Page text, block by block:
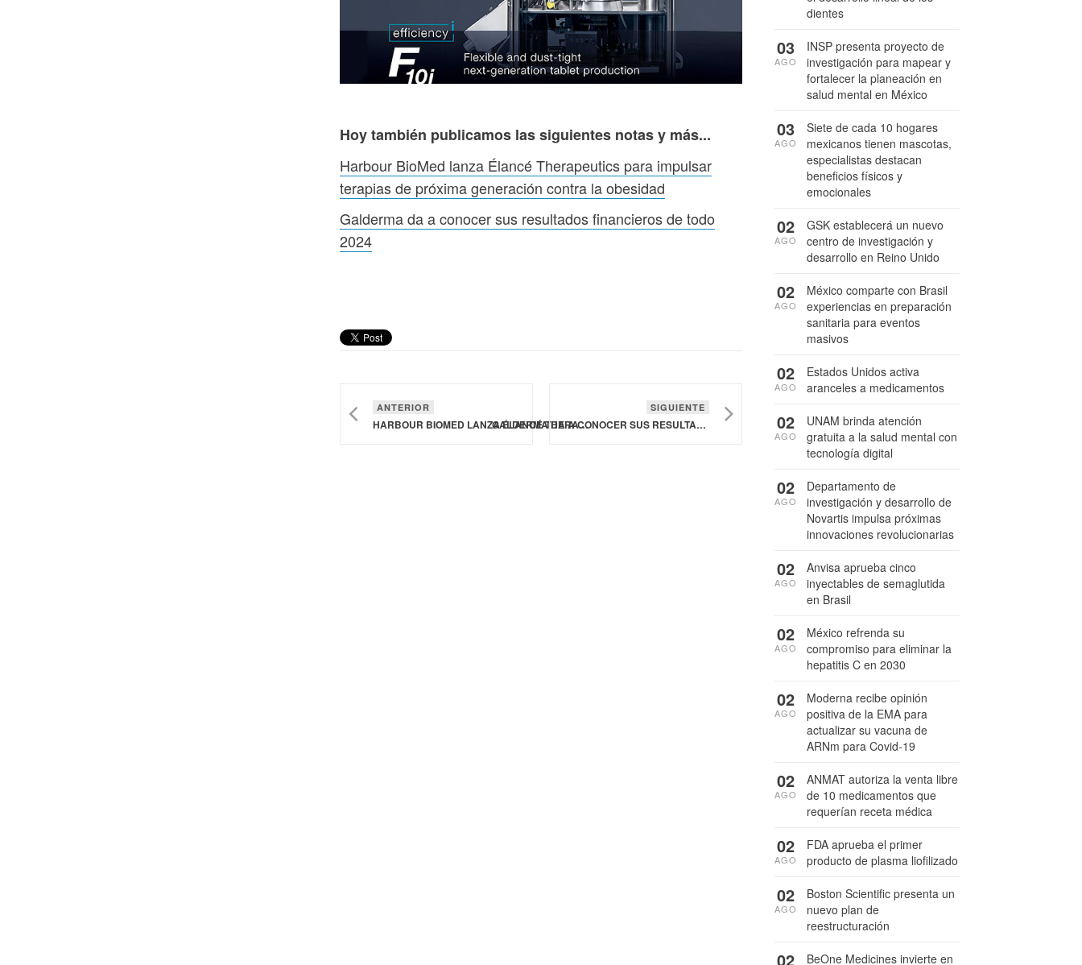
Hoy también publicamos las siguientes notas y más...
Harbour BioMed lanza Élancé Therapeutics para impulsar
terapias de próxima generación contra la obesidad
Galderma da a conocer sus resultados financieros de todo
2024
ANTERIOR
HARBOUR BIOMED LANZA ÉLANCÉ THERAPEUTICS PARA IMPULSAR TERAPIAS DE PRÓXIMA GENERACIÓN CONTRA LA OBESIDAD
SIGUIENTE
GALDERMA DA A CONOCER SUS RESULTADOS FINANCIEROS DE TODO 2024
dientes
INSP presenta proyecto de
investigación para mapear y
fortalecer la planeación en
salud mental en México
03
AGO
Siete de cada 10 hogares
mexicanos tienen mascotas,
especialistas destacan
beneficios físicos y
emocionales
03
AGO
GSK establecerá un nuevo
centro de investigación y
desarrollo en Reino Unido
02
AGO
México comparte con Brasil
experiencias en preparación
sanitaria para eventos
masivos
02
AGO
Estados Unidos activa
aranceles a medicamentos
02
AGO
UNAM brinda atención
gratuita a la salud mental con
tecnología digital
02
AGO
Departamento de
investigación y desarrollo de
Novartis impulsa próximas
innovaciones revolucionarias
02
AGO
Anvisa aprueba cinco
inyectables de semaglutida
en Brasil
02
AGO
México refrenda su
compromiso para eliminar la
hepatitis C en 2030
02
AGO
Moderna recibe opinión
positiva de la EMA para
actualizar su vacuna de
ARNm para Covid-19
02
AGO
ANMAT autoriza la venta libre
de 10 medicamentos que
requerían receta médica
02
AGO
FDA aprueba el primer
producto de plasma liofilizado
02
AGO
Boston Scientific presenta un
nuevo plan de
reestructuración
02
AGO
BeOne Medicines invierte en
02